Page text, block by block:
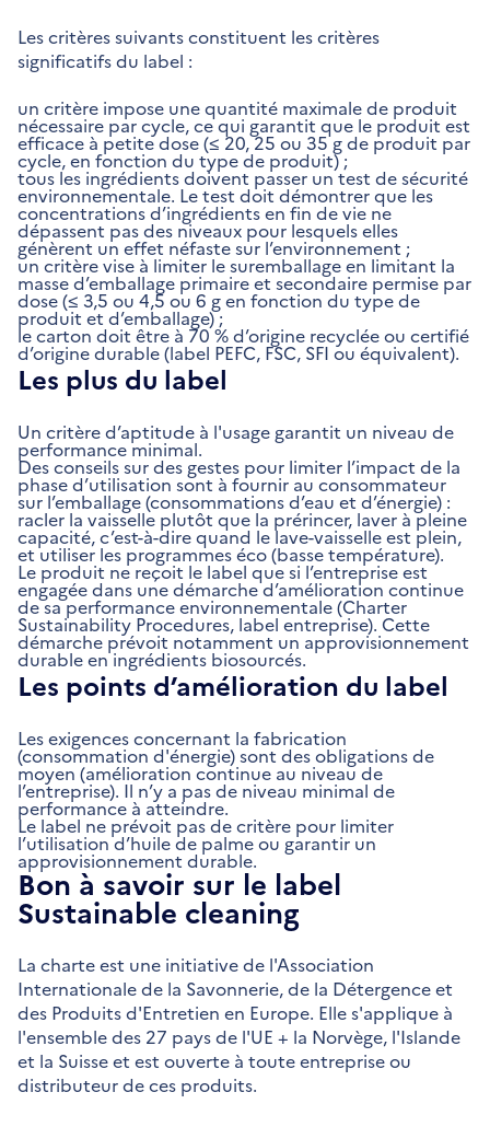
Les critères suivants constituent les critères
significatifs du label :
un critère impose une quantité maximale de produit
nécessaire par cycle, ce qui garantit que le produit est
efficace à petite dose (≤ 20, 25 ou 35 g de produit par
cycle, en fonction du type de produit) ;
tous les ingrédients doivent passer un test de sécurité
environnementale. Le test doit démontrer que les
concentrations d’ingrédients en fin de vie ne
dépassent pas des niveaux pour lesquels elles
génèrent un effet néfaste sur l’environnement ;
un critère vise à limiter le suremballage en limitant la
masse d’emballage primaire et secondaire permise par
dose (≤ 3,5 ou 4,5 ou 6 g en fonction du type de
produit et d’emballage) ;
le carton doit être à 70 % d’origine recyclée ou certifié
d’origine durable (label PEFC, FSC, SFI ou équivalent).
Les plus du label
Un critère d’aptitude à l'usage garantit un niveau de
performance minimal.
Des conseils sur des gestes pour limiter l’impact de la
phase d’utilisation sont à fournir au consommateur
sur l’emballage (consommations d’eau et d’énergie) :
racler la vaisselle plutôt que la prérincer, laver à pleine
capacité, c’est-à-dire quand le lave-vaisselle est plein,
et utiliser les programmes éco (basse température).
Le produit ne reçoit le label que si l’entreprise est
engagée dans une démarche d’amélioration continue
de sa performance environnementale (Charter
Sustainability Procedures, label entreprise). Cette
démarche prévoit notamment un approvisionnement
durable en ingrédients biosourcés.
Les points d’amélioration du label
Les exigences concernant la fabrication
(consommation d'énergie) sont des obligations de
moyen (amélioration continue au niveau de
l’entreprise). Il n’y a pas de niveau minimal de
performance à atteindre.
Le label ne prévoit pas de critère pour limiter
l’utilisation d’huile de palme ou garantir un
approvisionnement durable.
Bon à savoir sur le label
Sustainable cleaning
La charte est une initiative de l'Association
Internationale de la Savonnerie, de la Détergence et
des Produits d'Entretien en Europe. Elle s'applique à
l'ensemble des 27 pays de l'UE + la Norvège, l'Islande
et la Suisse et est ouverte à toute entreprise ou
distributeur de ces produits.